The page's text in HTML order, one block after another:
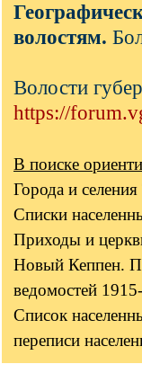
волостям.
Волости
https://
В поиске
Города и
Списки
Приходы и
Новый Кеппен.
ведомостей
Список
переписи